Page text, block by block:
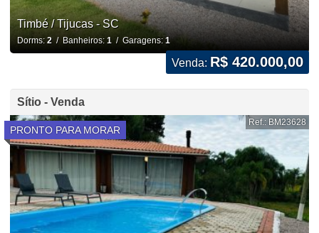
Timbé / Tijucas - SC
Dorms: 2/ Banheiros: 1/ Garagens: 1
Venda: R$ 420.000,00
Sítio - Venda
PRONTO PARA MORAR
Ref.: BM23628